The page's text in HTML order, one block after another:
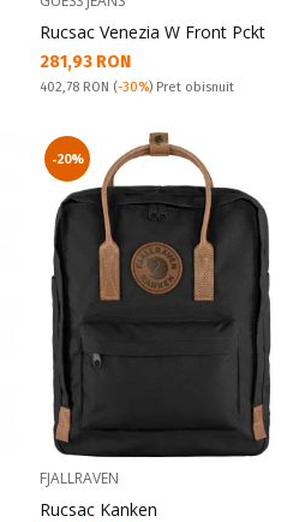
Rucsac Venezia W Front Pckt
Текуща цена:
281,93 RON
Pret obisnuit:
402,78 RON (-30%) Pret obisnuit
-20%
FJALLRAVEN
Rucsac Kanken